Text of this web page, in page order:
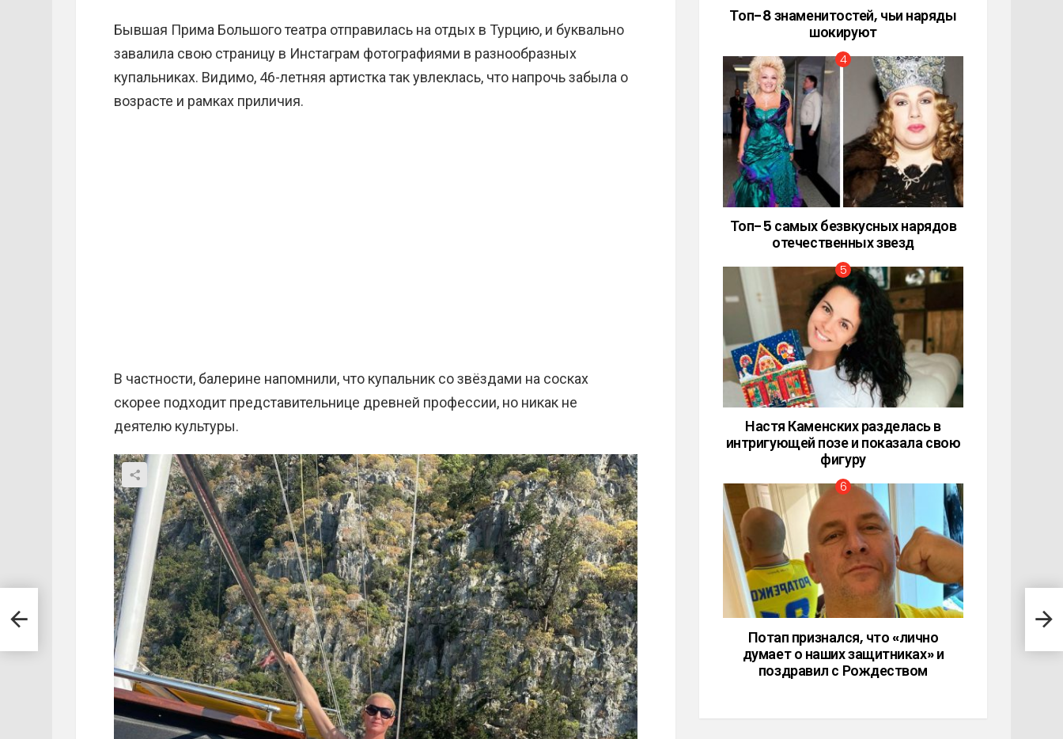
Бывшая Прима Большого театра отправилась на отдых в Турцию, и буквально
завалила свою страницу в Инстаграм фотографиями в разнообразных
купальниках. Видимо, 46-летняя артистка так увлеклась, что напрочь забыла о
возрасте и рамках приличия.
В частности, балерине напомнили, что купальник со звёздами на сосках
скорее подходит представительнице древней профессии, но никак не
деятелю культуры.
Топ-8 знаменитостей, чьи наряды
шокируют
Топ-5 самых безвкусных нарядов
отечественных звезд
Настя Каменских разделась в
интригующей позе и показала свою
фигуру
Потап признался, что «лично
думает о наших защитниках» и
поздравил с Рождеством